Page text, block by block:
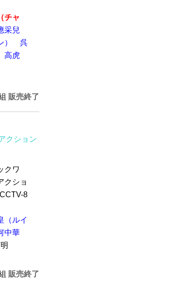
チャ
采兒
呉
高虎
販売終了
クション
クワ
クショ
8
（ルイ
中華
明
販売終了